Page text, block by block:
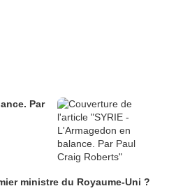
Par
ministre du Royaume-Uni ?